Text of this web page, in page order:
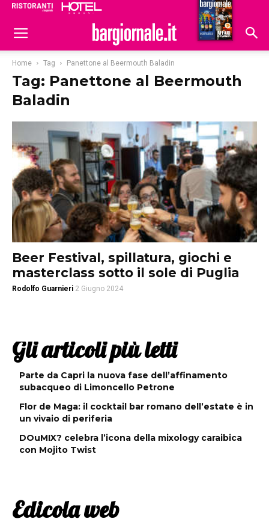
Hoteldomani
Home Tag Panettone al Beermouth Baladin
Tag: Panettone al Beermouth
Baladin
Beer Festival, spillatura, giochi e
masterclass sotto il sole di Puglia
Rodolfo Guarnieri 2 Giugno 2024
Gli articoli più letti
Parte da Capri la nuova fase dell’affinamento
subacqueo di Limoncello Petrone
Flor de Maga: il cocktail bar romano dell’estate è in
un vivaio di periferia
DOuMIX? celebra l’icona della mixology caraibica
con Mojito Twist
Edicola web